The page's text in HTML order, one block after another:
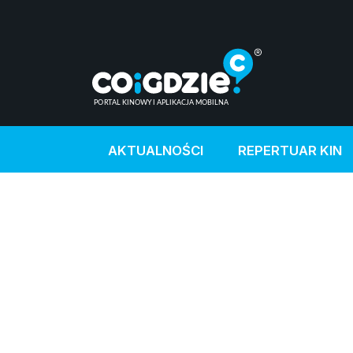
AKTUALNOŚCI REPERTUAR KIN